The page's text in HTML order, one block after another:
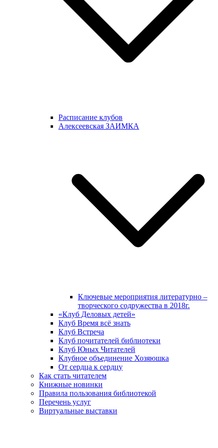
Расписание клубов
Алексеевская ЗАИМКА
Ключевые мероприятия литературно –
творческого содружества в 2018г.
«Клуб Деловых детей»
Клуб Время всё знать
Клуб Встреча
Клуб почитателей библиотеки
Клуб Юных Читателей
Клубное объединение Хозяюшка
От сердца к сердцу
Как стать читателем
Книжные новинки
Правила пользования библиотекой
Перечень услуг
Виртуальные выставки